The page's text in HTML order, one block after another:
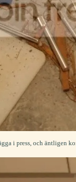
i press, och äntligen